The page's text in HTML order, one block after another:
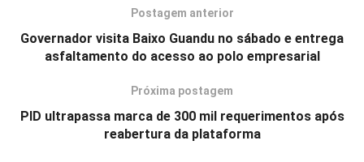
Postagem anterior
Governador visita Baixo Guandu no sábado e entrega
asfaltamento do acesso ao polo empresarial
Próxima postagem
PID ultrapassa marca de 300 mil requerimentos após
reabertura da plataforma